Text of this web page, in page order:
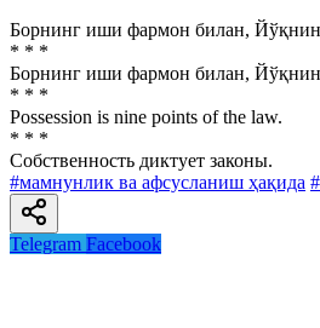
Борнинг иши фармон билан,
* * *
Борнинг иши фармон билан,
* * *
Possession is nine points of the law.
* * *
Собственность диктует законы.
#мамнунлик ва афсусланиш ҳақида
Telegram Facebook